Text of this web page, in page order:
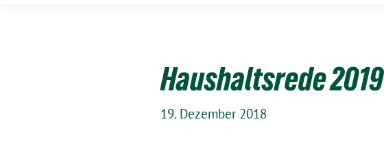
Haushaltsrede 2019
19. Dezember 2018